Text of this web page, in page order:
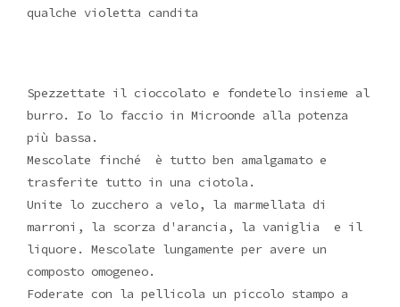
qualche violetta candita
Spezzettate il cioccolato e fondetelo insieme al
burro. Io lo faccio in Microonde alla potenza
più bassa.
Mescolate finché è tutto ben amalgamato e
trasferite tutto in una ciotola.
Unite lo zucchero a velo, la marmellata di
marroni, la scorza d'arancia, la vaniglia e il
liquore. Mescolate lungamente per avere un
composto omogeneo.
Foderate con la pellicola un piccolo stampo a